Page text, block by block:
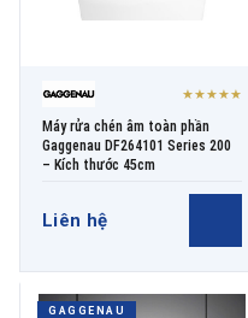
★★★★★
Máy rửa chén âm toàn phần
Gaggenau DF264101 Series 200
– Kích thước 45cm
Liên hệ
GAGGENAU